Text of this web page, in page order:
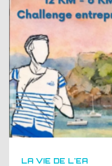
LA VIE DE L'EA